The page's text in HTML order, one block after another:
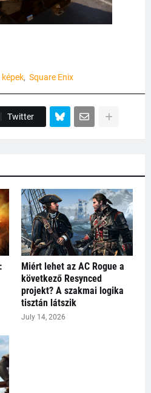
képek Square Enix
Twitter
Miért lehet az AC Rogue a
következő Resynced
projekt? A szakmai logika
tisztán látszik
July 14, 2026